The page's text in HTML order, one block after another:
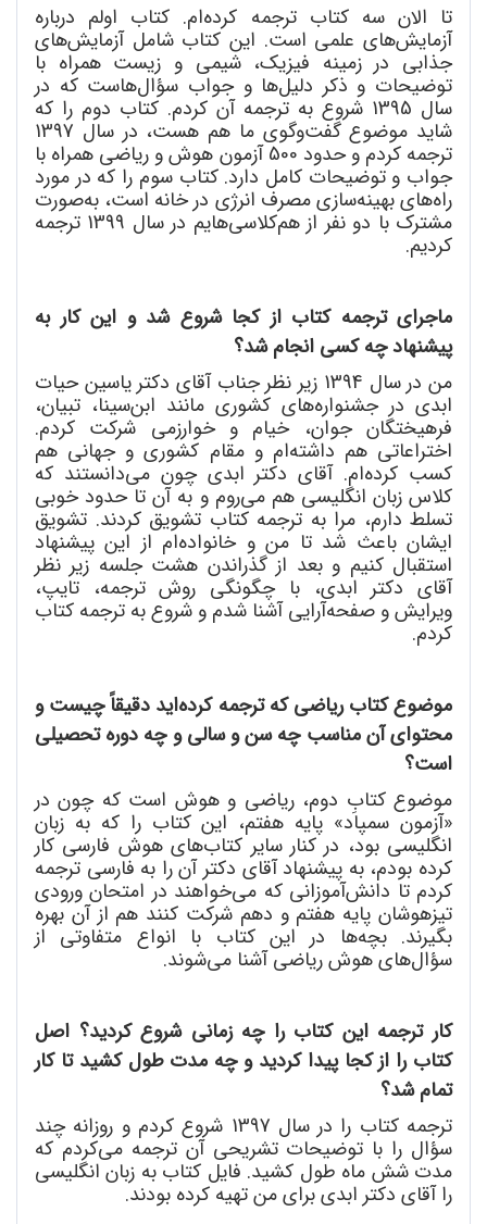
تا الان سه کتاب ترجمه کردهام. کتاب اولم درباره
آزمایشهای علمی است. این کتاب شامل آزمایشهای
جذابی در زمینه فیزیک، شیمی و زیست همراه با
توضیحات و ذکر دلیلها و جواب سؤالهاست که در
سال 1395 شروع به ترجمه آن کردم. کتاب دوم را که
شاید موضوع گفت وگوی ما هم هست، در سال 1397
ترجمه کردم و حدود 500 آزمون هوش و ریاضی همراه با
جواب و توضیحات کامل دارد. کتاب سوم را که در مورد
راههای بهینهسازی مصرف انرژی در خانه است، بهصورت
مشترک با دو نفر از همکلاسی هایم در سال 1399 ترجمه
کردیم.
ماجرای ترجمه کتاب از کجا شروع شد و این کار به
پیشنهاد چه کسی انجام شد؟
من در سال 1394 زیر نظر جناب آقای دکتر یاسین حیات
ابدی در جشنوارههای کشوری مانند ابنسینا، تبیان،
فرهیختگان جوان، خیام و خوارزمی شرکت کردم.
اختراعاتی هم داشتهام و مقام کشوری و جهانی هم
کسب کردهام. آقای دکتر ابدی چون میدانستند که
کلاس زبان انگلیسی هم میروم و به آن تا حدود خوبی
تسلط دارم، مرا به ترجمه کتاب تشویق کردند. تشویق
ایشان باعث شد تا من و خانوادهام از این پیشنهاد
استقبال کنیم و بعد از گذراندن هشت جلسه زیر نظر
آقای دکتر ابدی، با چگونگی روش ترجمه، تایپ،
ویرایش و صفحهآرایی آشنا شدم و شروع به ترجمه کتاب
کردم.
موضوع کتاب ریاضی که ترجمه کردهاید دقیقاً چیست و
محتوای آن مناسب چه سن و سالی و چه دوره تحصیلی
است؟
موضوع کتابِ دوم، ریاضی و هوش است که چون در
«آزمون سمپاد» پایه هفتم، این کتاب را که به زبان
انگلیسی بود، در کنار سایر کتابهای هوش فارسی کار
کرده بودم، به پیشنهاد آقای دکتر آن را به فارسی ترجمه
کردم تا دانشآموزانی که میخواهند در امتحان ورودی
تیزهوشان پایه هفتم و دهم شرکت کنند هم از آن بهره
بگیرند. بچهها در این کتاب با انواع متفاوتی از
سؤالهای هوش ریاضی آشنا میشوند.
کار ترجمه این کتاب را چه زمانی شروع کردید؟ اصل
کتاب را از کجا پیدا کردید و چه مدت طول کشید تا کار
تمام شد؟
ترجمه کتاب را در سال 1397 شروع کردم و روزانه چند
سؤال را با توضیحات تشریحی آن ترجمه میکردم که
مدت شش ماه طول کشید. فایل کتاب به زبان انگلیسی
را آقای دکتر ابدی برای من تهیه کرده بودند.